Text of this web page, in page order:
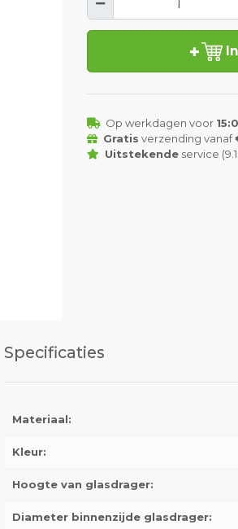
Op werkdagen voor
Gratis verzending vanaf
Uitstekendeservice
Specificaties
Materiaal:
Kleur:
Hoogte van glasdrager:
Diameter binnenzijde glasdrager: